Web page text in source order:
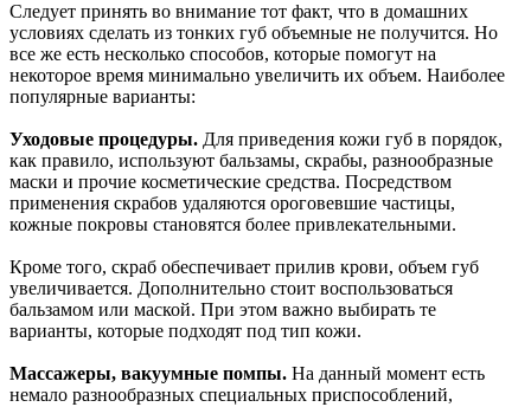
Следует принять во внимание тот факт, что в домашних
условиях сделать из тонких губ объемные не получится. Но
все же есть несколько способов, которые помогут на
некоторое время минимально увеличить их объем. Наиболее
популярные варианты:
Уходовые процедуры. Для приведения кожи губ в порядок,
как правило, используют бальзамы, скрабы, разнообразные
маски и прочие косметические средства. Посредством
применения скрабов удаляются ороговевшие частицы,
кожные покровы становятся более привлекательными.
Кроме того, скраб обеспечивает прилив крови, объем губ
увеличивается. Дополнительно стоит воспользоваться
бальзамом или маской. При этом важно выбирать те
варианты, которые подходят под тип кожи.
Массажеры, вакуумные помпы. На данный момент есть
немало разнообразных специальных приспособлений,